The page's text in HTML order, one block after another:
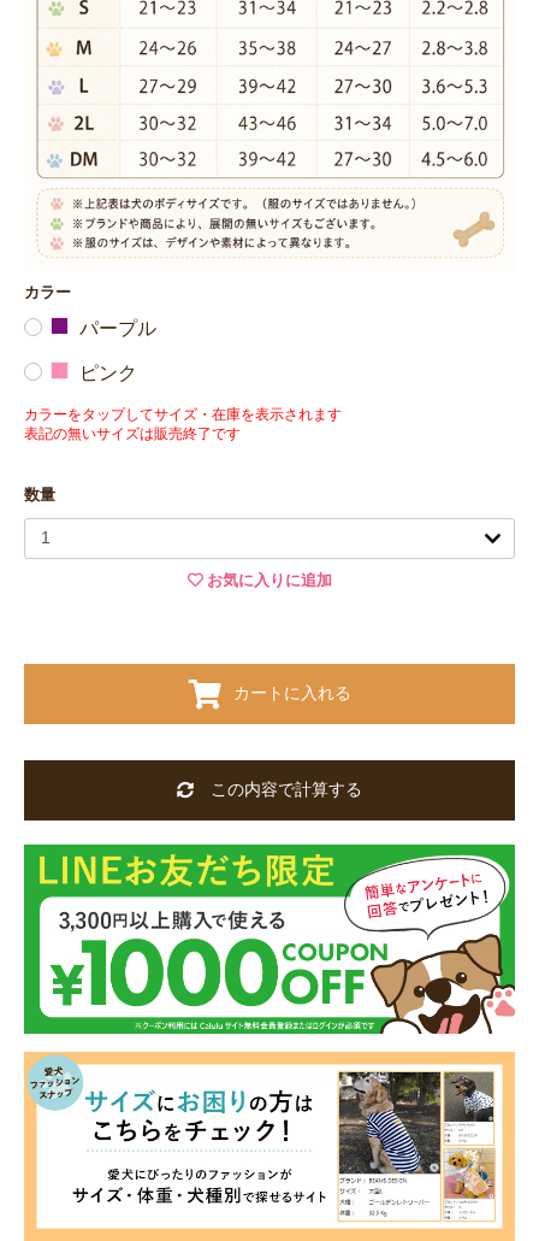
カラー
パープル
ピンク
カラーをタップしてサイズ・在庫を表示されます
表記の無いサイズは販売終了です
数量
お気に入りに追加
カートに入れる
この内容で計算する